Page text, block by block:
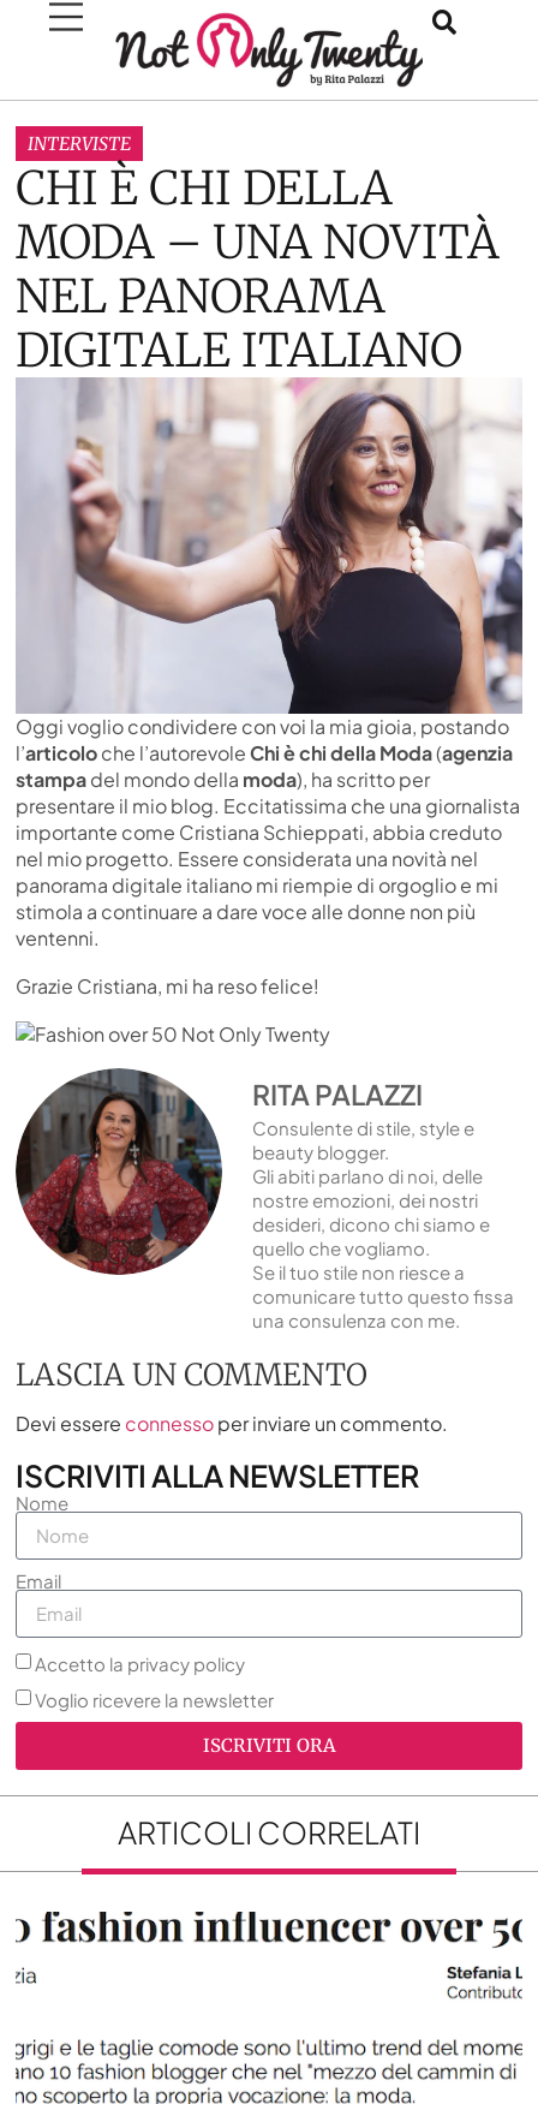
INTERVISTE
CHI È CHI DELLA
MODA – UNA NOVITÀ
NEL PANORAMA
DIGITALE ITALIANO
Oggi voglio condividere con voi la mia gioia, postando
l’articoloche l’autorevoleChi è chi della Moda(agenzia
stampadel mondo della moda), ha scritto per
presentare il mio blog. Eccitatissima che una giornalista
importante come Cristiana Schieppati, abbia creduto
nel mio progetto. Essere considerata una novità nel
panorama digitale italiano mi riempie di orgoglio e mi
stimola a continuare a dare voce alle donne non più
ventenni.
Grazie Cristiana, mi ha reso felice!
RITA PALAZZI
Consulente di stile, style e
beauty blogger.
Gli abiti parlano di noi, delle
nostre emozioni, dei nostri
desideri, dicono chi siamo e
quello che vogliamo.
Se il tuo stile non riesce a
comunicare tutto questo fissa
una consulenza con me.
LASCIA UN COMMENTO
Devi essere connessoper inviare un commento.
ISCRIVITI ALLA NEWSLETTER
Nome
Email
Accetto la privacy policy
Voglio ricevere la newsletter
ISCRIVITI ORA
ARTICOLI CORRELATI